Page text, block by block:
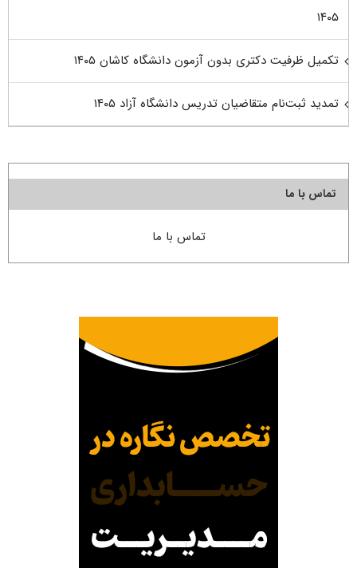
۱۴۰۵
تکمیل ظرفیت دکتری بدون آزمون دانشگاه کاشان ۱۴۰۵
تمدید ثبت‌نام متقاضیان تدریس دانشگاه آزاد ۱۴۰۵
تماس با ما
تماس با ما